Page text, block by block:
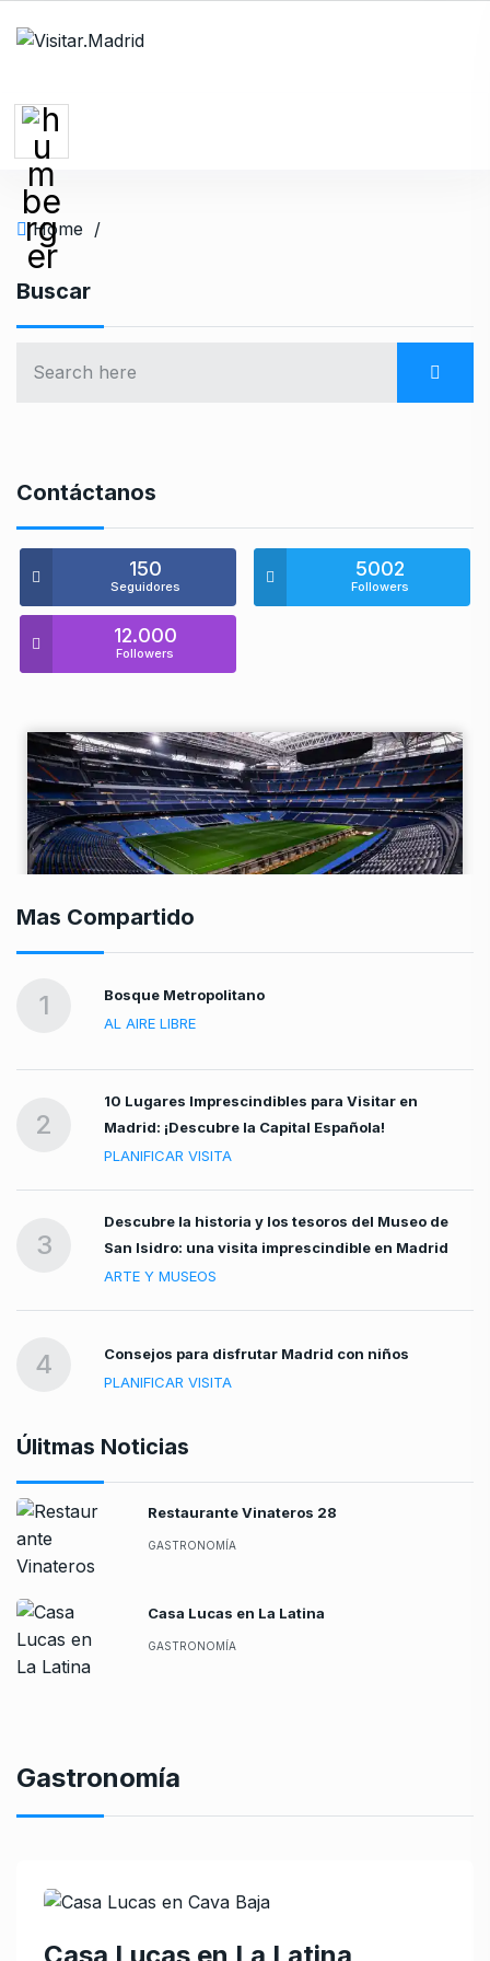
Home /
Buscar
Contáctanos
150
Seguidores
5002
Followers
12.000
Followers
Mas Compartido
1
Bosque Metropolitano
AL AIRE LIBRE
2
10 Lugares Imprescindibles para Visitar en
Madrid: ¡Descubre la Capital Española!
PLANIFICAR VISITA
3
Descubre la historia y los tesoros del Museo de
San Isidro: una visita imprescindible en Madrid
ARTE Y MUSEOS
4
Consejos para disfrutar Madrid con niños
PLANIFICAR VISITA
Úlitmas Noticias
Restaurante Vinateros 28
GASTRONOMÍA
Casa Lucas en La Latina
GASTRONOMÍA
Gastronomía